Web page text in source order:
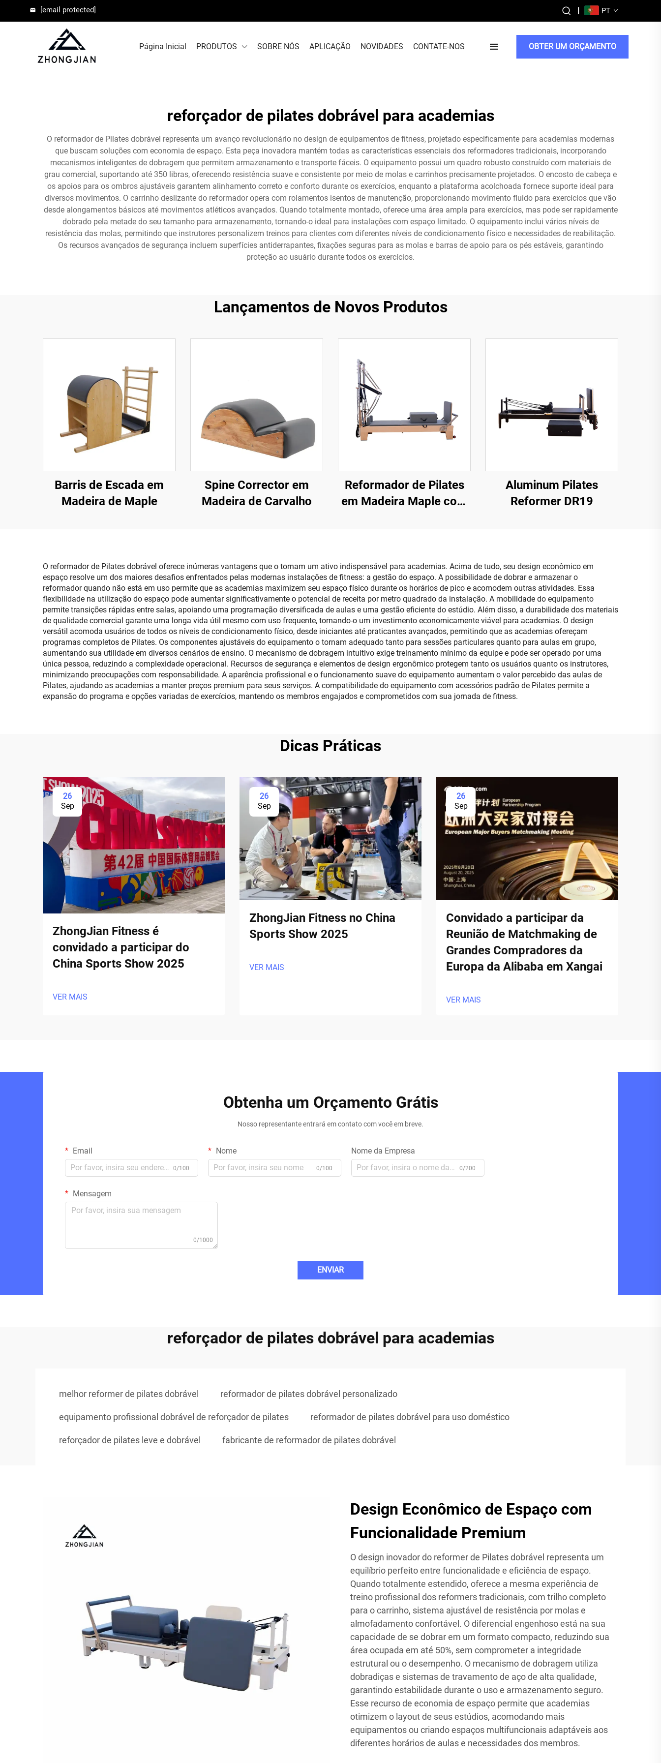
[email protected] | PT
Página Inicial PRODUTOS SOBRE NÓS APLICAÇÃO NOVIDADES CONTATE-NOS OBTER UM ORÇAMENTO
reforçador de pilates dobrável para academias
O reformador de Pilates dobrável representa um avanço revolucionário no design de equipamentos de fitness, projetado especificamente para academias modernas
que buscam soluções com economia de espaço. Esta peça inovadora mantém todas as características essenciais dos reformadores tradicionais, incorporando
mecanismos inteligentes de dobragem que permitem armazenamento e transporte fáceis. O equipamento possui um quadro robusto construído com materiais de
grau comercial, suportando até 350 libras, oferecendo resistência suave e consistente por meio de molas e carrinhos precisamente projetados. O encosto de cabeça e
os apoios para os ombros ajustáveis garantem alinhamento correto e conforto durante os exercícios, enquanto a plataforma acolchoada fornece suporte ideal para
diversos movimentos. O carrinho deslizante do reformador opera com rolamentos isentos de manutenção, proporcionando movimento fluido para exercícios que vão
desde alongamentos básicos até movimentos atléticos avançados. Quando totalmente montado, oferece uma área ampla para exercícios, mas pode ser rapidamente
dobrado pela metade do seu tamanho para armazenamento, tornando-o ideal para instalações com espaço limitado. O equipamento inclui vários níveis de
resistência das molas, permitindo que instrutores personalizem treinos para clientes com diferentes níveis de condicionamento físico e necessidades de reabilitação.
Os recursos avançados de segurança incluem superfícies antiderrapantes, fixações seguras para as molas e barras de apoio para os pés estáveis, garantindo
proteção ao usuário durante todos os exercícios.
Lançamentos de Novos Produtos
Barris de Escada em
Madeira de Maple
Spine Corrector em
Madeira de Carvalho
Reformador de Pilates
em Madeira Maple com
Aluminum Pilates
Reformer DR19
O reformador de Pilates dobrável oferece inúmeras vantagens que o tornam um ativo indispensável para academias. Acima de tudo, seu design econômico em
espaço resolve um dos maiores desafios enfrentados pelas modernas instalações de fitness: a gestão do espaço. A possibilidade de dobrar e armazenar o
reformador quando não está em uso permite que as academias maximizem seu espaço físico durante os horários de pico e acomodem outras atividades. Essa
flexibilidade na utilização do espaço pode aumentar significativamente o potencial de receita por metro quadrado da instalação. A mobilidade do equipamento
permite transições rápidas entre salas, apoiando uma programação diversificada de aulas e uma gestão eficiente do estúdio. Além disso, a durabilidade dos materiais
de qualidade comercial garante uma longa vida útil mesmo com uso frequente, tornando-o um investimento economicamente viável para academias. O design
versátil acomoda usuários de todos os níveis de condicionamento físico, desde iniciantes até praticantes avançados, permitindo que as academias ofereçam
programas completos de Pilates. Os componentes ajustáveis do equipamento o tornam adequado tanto para sessões particulares quanto para aulas em grupo,
aumentando sua utilidade em diversos cenários de ensino. O mecanismo de dobragem intuitivo exige treinamento mínimo da equipe e pode ser operado por uma
única pessoa, reduzindo a complexidade operacional. Recursos de segurança e elementos de design ergonômico protegem tanto os usuários quanto os instrutores,
minimizando preocupações com responsabilidade. A aparência profissional e o funcionamento suave do equipamento aumentam o valor percebido das aulas de
Pilates, ajudando as academias a manter preços premium para seus serviços. A compatibilidade do equipamento com acessórios padrão de Pilates permite a
expansão do programa e opções variadas de exercícios, mantendo os membros engajados e comprometidos com sua jornada de fitness.
Dicas Práticas
26
Sep
ZhongJian Fitness é
convidado a participar do
China Sports Show 2025
VER MAIS
26
Sep
ZhongJian Fitness no China
Sports Show 2025
VER MAIS
26
Sep
Convidado a participar da
Reunião de Matchmaking de
Grandes Compradores da
Europa da Alibaba em Xangai
VER MAIS
Obtenha um Orçamento Grátis
Nosso representante entrará em contato com você em breve.
Email
0/100
Nome
0/100
Nome da Empresa
0/200
Mensagem
0/1000
ENVIAR
reforçador de pilates dobrável para academias
melhor reformer de pilates dobrável reformador de pilates dobrável personalizado
equipamento profissional dobrável de reforçador de pilates reformador de pilates dobrável para uso doméstico
reforçador de pilates leve e dobrável fabricante de reformador de pilates dobrável
Design Econômico de Espaço com
Funcionalidade Premium
O design inovador do reformer de Pilates dobrável representa um
equilíbrio perfeito entre funcionalidade e eficiência de espaço.
Quando totalmente estendido, oferece a mesma experiência de
treino profissional dos reformers tradicionais, com trilho completo
para o carrinho, sistema ajustável de resistência por molas e
almofadamento confortável. O diferencial engenhoso está na sua
capacidade de se dobrar em um formato compacto, reduzindo sua
área ocupada em até 50%, sem comprometer a integridade
estrutural ou o desempenho. O mecanismo de dobragem utiliza
dobradiças e sistemas de travamento de aço de alta qualidade,
garantindo estabilidade durante o uso e armazenamento seguro.
Esse recurso de economia de espaço permite que academias
otimizem o layout de seus estúdios, acomodando mais
equipamentos ou criando espaços multifuncionais adaptáveis aos
diferentes horários de aulas e necessidades dos membros.